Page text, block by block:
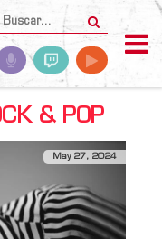
& POP
May 27, 2024